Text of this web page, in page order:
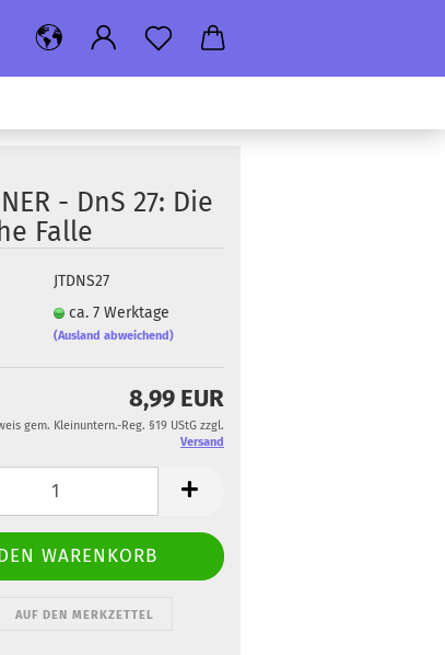
- DnS 27: Die
Falle
JTDNS27
ca. 7 Werktage
(Ausland abweichend)
8,99 EUR
gem. Kleinuntern.-Reg. §19 UStG zzgl.
Versand
AUF DEN MERKZETTEL